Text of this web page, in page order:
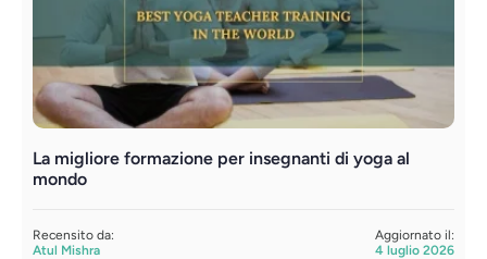
La migliore formazione per insegnanti di yoga al
mondo
Recensito da:
Atul Mishra
Aggiornato il:
4 luglio 2026